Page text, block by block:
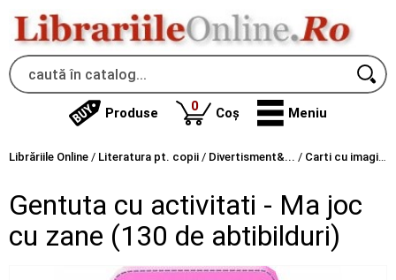
Produse 0produse
Coș Meniu
Librăriile Online / Literatura pt. copii / Divertisment&... / Carti cu imagini
Gentuta cu activitati - Ma joc
cu zane (130 de abtibilduri)